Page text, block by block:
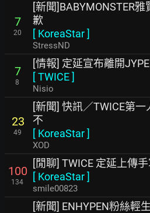
7
20
[新聞]BABYMONSTER
歉
[ KoreaStar]
StressND
7
8
[情報] 定延宣布離開JYPE
[TWICE]
Nisio
23
49
[新聞] 快訊／TWICE第
不
[ KoreaStar]
XOD
100
134
[閒聊] TWICE 定延上傳
[ KoreaStar]
smile00823
[新聞] ENHYPEN粉絲輕